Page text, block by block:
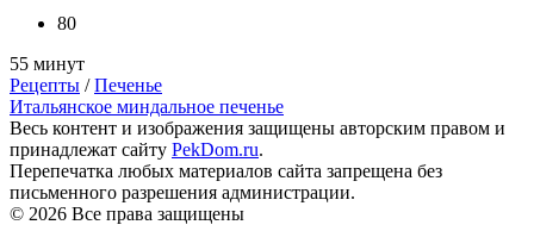
80
55 минут
Рецепты /Печенье
Итальянское миндальное печенье
Весь контент и изображения защищены авторским правом и
принадлежат сайту PekDom.ru.
Перепечатка любых материалов сайта запрещена без
письменного разрешения администрации.
© 2026 Все права защищены